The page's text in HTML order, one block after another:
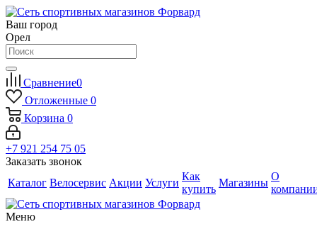
Ваш город
Орел
Сравнение0
Отложенные 0
Корзина 0
+7 921 254 75 05
Заказать звонок
Каталог Велосервис Акции Услуги
Как
купить
Магазины
О
Меню